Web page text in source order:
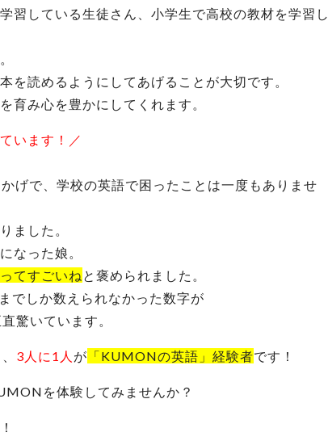
習している生徒さん、小学生で高校の教材を学習し
を読めるようにしてあげることが大切です。
育み心を豊かにしてくれます。
います！／
げで、学校の英語で困ったことは一度もありませ
ました。
なった娘。
てすごいね と褒められました。
でしか数えられなかった数字が
驚いています。
3人に1人 が 「KUMONの英語」経験者です！
を体験してみませんか？